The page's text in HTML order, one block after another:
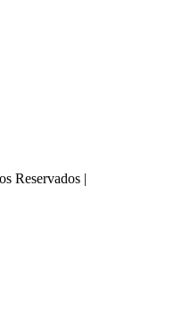
Reservados |